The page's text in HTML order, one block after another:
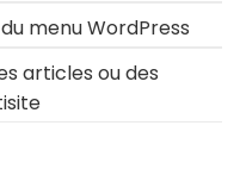
menu WordPress
articles ou des